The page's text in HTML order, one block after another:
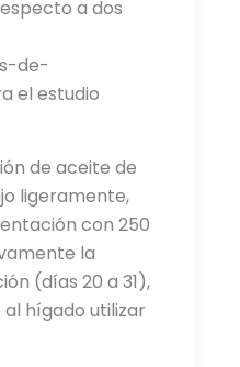
a dos
de-
el estudio
de aceite de
ligeramente,
con 250
la
(días 20 a 31),
hígado utilizar